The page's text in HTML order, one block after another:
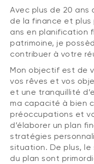
Avec plus de 20 ans
de la finance et plus
ans en planification
patrimoine, je
contribuer à votre
Mon objectif est de
vos rêves et vos
et une tranquillité
ma capacité à bien
préoccupations et
d’élaborer un plan
stratégies
situation. De plus,
du plan sont